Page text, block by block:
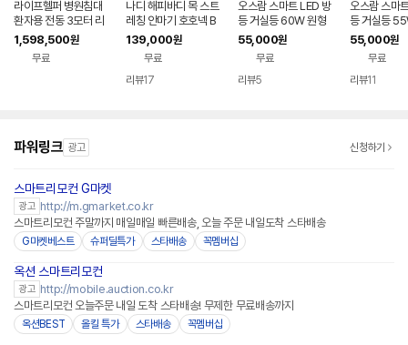
라이프헬퍼 병원침대
환자용 전동 3모터 리
모컨 매트리스 포함 L
H-BED1 제품 179kg
무게의 기술력 침대
1,598,500원
무료
나디 해피바디 목 스트
레칭 안마기 호호넥 B
M-333 마사지 어깨
139,000원
무료
리뷰17
오스람 스마트 LED 방
등 거실등 60W 원형
리모컨 WIFI 구글 애플
호환 플리커프리
55,000원
무료
리뷰5
오스람 스마
등 거실등
각 리모컨
애플 호환 플
55,000원
무료
리뷰11
파워링크 광고 신청하기
스마트리모컨 G마켓
광고 http://m.gmarket.co.kr
스마트리모컨 주말까지 매일매일 빠른배송, 오늘 주문 내일도착 스타배송
G마켓베스트 슈퍼딜특가 스타배송 꼭멤버십
옥션 스마트리모컨
광고 http://mobile.auction.co.kr
스마트리모컨 오늘주문 내일 도착 스타배송! 무제한 무료배송까지
옥션BEST 올킬 특가 스타배송 꼭멤버십